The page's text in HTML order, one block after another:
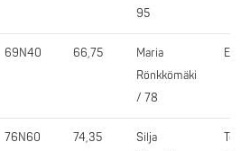
95
69N40 66,75
Maria
Rönkkömäki
/ 78
EV
76N60 74,35
Silja
Team